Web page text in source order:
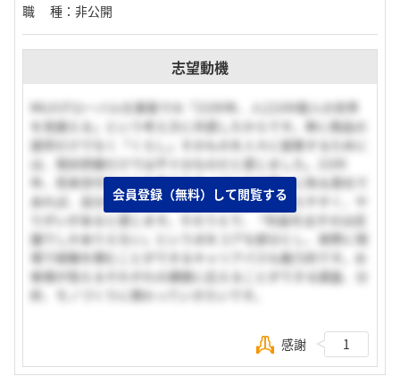
職種 ： 非公開
志望動機
MUJIグローバル仕事塾での「2100年、人口100億人の世界
を見据える」という考え方に共感したからです。単に商品の
提供だけでなく「くらし」そのものを人々に提案するために
は、現状把握だけでは不十分なのだと感じました。2100
年、将来世代のことを考えたモノづくりや商いに拘る貴社で
あれば、自分の仕事と社会貢献との繋がりが見えやすく、や
りがいがあると感じます。そのうえで、「利益を出すのは店
舗でしかありえない」という点をコアな部分とし、実際に現
場で経験を積むことができるキャリアパスも魅力的です。お
客様が抱えるそれぞれの課題に応えることができる調査、分
析、モノづくりに携わっていきたいです。
会員登録（無料）して閲覧する
感謝 1